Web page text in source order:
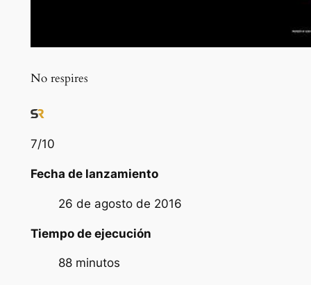
No respires
7/10
Fecha de lanzamiento
26 de agosto de 2016
Tiempo de ejecución
88 minutos